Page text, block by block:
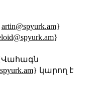
artin@spyurk.am}
}
} կարող է